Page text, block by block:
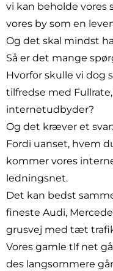
vi kan beholde vores
vores by som en
Og det skal mindst
Så er det mange
Hvorfor skulle vi dog
tilfredse med
internetudbyder?
Og det kræver et svar:
Fordi uanset, hvem
kommer vores
ledningsnet.
Det kan bedst
fineste Audi,
grusvej med tæt
Vores gamle tlf net
des langsommere